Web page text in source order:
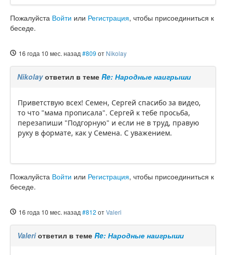
Пожалуйста Войти или Регистрация, чтобы присоединиться к
беседе.
16 года 10 мес. назад #809 от Nikolay
Nikolayответил в теме Re: Народные наигрыши
Приветствую всех! Семен, Сергей спасибо за видео,
то что "мама прописала". Сергей к тебе просьба,
перезапиши "Подгорную" и если не в труд, правую
руку в формате, как у Семена. С уважением.
Пожалуйста Войти или Регистрация, чтобы присоединиться к
беседе.
16 года 10 мес. назад #812 отValeri
Valeriответил в теме Re: Народные наигрыши